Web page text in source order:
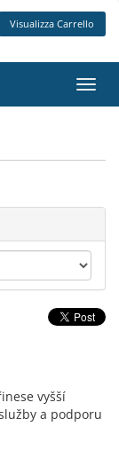
Visualizza Carrello
vyšší
a podporu